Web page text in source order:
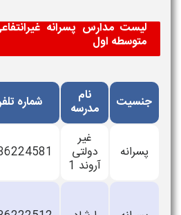
لیست مدارس پسرانه
متوسطه اول
جنسیت نام
مدرسه شماره
پسرانه
غیر
دولتی
آروند 1